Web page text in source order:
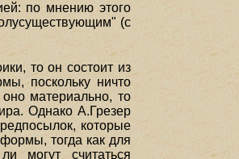
по мнению этого
(с
то он состоит из
поскольку ничто
материально, то
Однако А.Грезер
которые
тогда как для
могут считаться